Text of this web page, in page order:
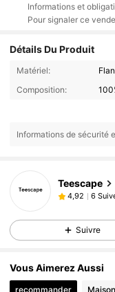
Informations et
Pour signaler ce
Détails Du Produit
Matériel:
Composition:
Informations de sécurité
Teescape
4,92 6
Suivre
Vous Aimerez Aussi
recommander Maison